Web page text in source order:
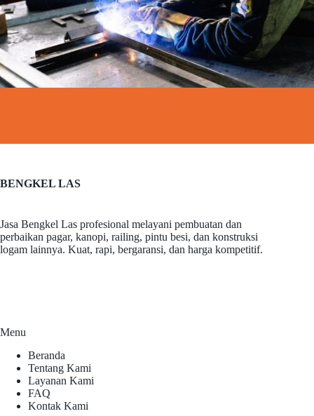
BENGKEL LAS
Jasa Bengkel Las profesional melayani pembuatan dan
perbaikan pagar, kanopi, railing, pintu besi, dan konstruksi
logam lainnya. Kuat, rapi, bergaransi, dan harga kompetitif.
Menu
Beranda
Tentang Kami
Layanan Kami
FAQ
Kontak Kami